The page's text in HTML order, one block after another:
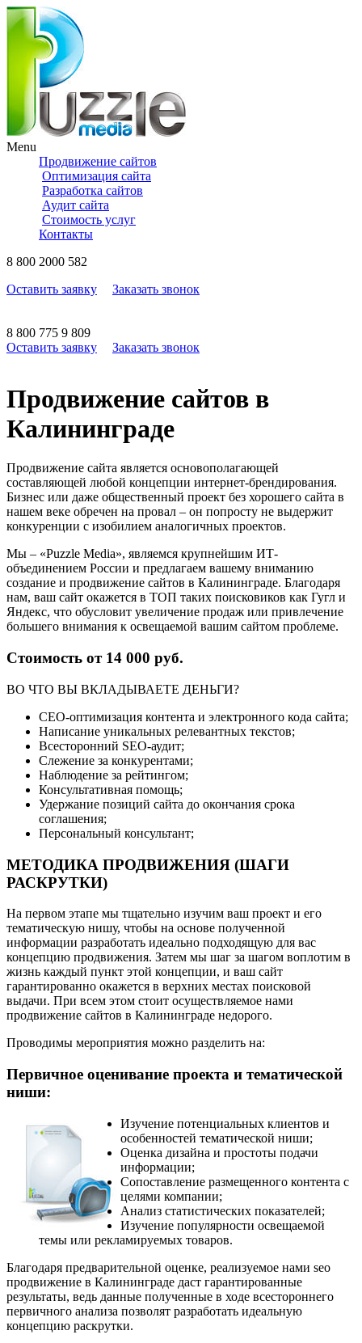
Menu
Продвижение сайтов
Оптимизация сайта
Разработка сайтов
Аудит сайта
Стоимость услуг
Контакты
8 800 2000 582
Оставить заявку
Заказать звонок
8 800 775 9 809
Оставить заявку
Заказать звонок
Продвижение сайтов в
Калининграде
Продвижение сайта является основополагающей
составляющей любой концепции интернет-брендирования.
Бизнес или даже общественный проект без хорошего сайта в
нашем веке обречен на провал – он попросту не выдержит
конкуренции с изобилием аналогичных проектов.
Мы – «Puzzle Media», являемся крупнейшим ИТ-
объединением России и предлагаем вашему вниманию
создание и продвижение сайтов в Калининграде. Благодаря
нам, ваш сайт окажется в ТОП таких поисковиков как Гугл и
Яндекс, что обусловит увеличение продаж или привлечение
большего внимания к освещаемой вашим сайтом проблеме.
Стоимость от 14 000 руб.
ВО ЧТО ВЫ ВКЛАДЫВАЕТЕ ДЕНЬГИ?
СЕО-оптимизация контента и электронного кода сайта;
Написание уникальных релевантных текстов;
Всесторонний SEO-аудит;
Слежение за конкурентами;
Наблюдение за рейтингом;
Консультативная помощь;
Удержание позиций сайта до окончания срока
соглашения;
Персональный консультант;
МЕТОДИКА ПРОДВИЖЕНИЯ (ШАГИ
РАСКРУТКИ)
На первом этапе мы тщательно изучим ваш проект и его
тематическую нишу, чтобы на основе полученной
информации разработать идеально подходящую для вас
концепцию продвижения. Затем мы шаг за шагом воплотим в
жизнь каждый пункт этой концепции, и ваш сайт
гарантированно окажется в верхних местах поисковой
выдачи. При всем этом стоит осуществляемое нами
продвижение сайтов в Калининграде недорого.
Проводимы мероприятия можно разделить на:
Первичное оценивание проекта и тематической
ниши:
Изучение потенциальных клиентов и
особенностей тематической ниши;
Оценка дизайна и простоты подачи
информации;
Сопоставление размещенного контента с
целями компании;
Анализ статистических показателей;
Изучение популярности освещаемой
темы или рекламируемых товаров.
Благодаря предварительной оценке, реализуемое нами seo
продвижение в Калининграде даст гарантированные
результаты, ведь данные полученные в ходе всестороннего
первичного анализа позволят разработать идеальную
концепцию раскрутки.